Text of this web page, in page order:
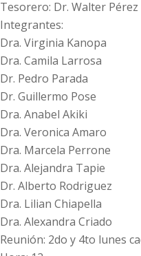
Tesorero: Dr. Walter Pérez
Integrantes:
Dra. Virginia Kanopa
Dra. Camila Larrosa
Dr. Pedro Parada
Dr. Guillermo Pose
Dra. Anabel Akiki
Dra. Veronica Amaro
Dra. Marcela Perrone
Dra. Alejandra Tapie
Dr. Alberto Rodriguez
Dra. Lilian Chiapella
Dra. Alexandra Criado
Reunión: 2do y 4to lunes